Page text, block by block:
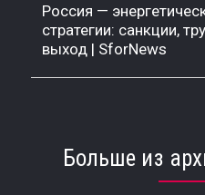
Россия —
стратегии: санкции,
выход | SforNews
Больше из